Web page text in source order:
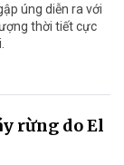
úng diễn ra với
thời tiết cực
rừng do El